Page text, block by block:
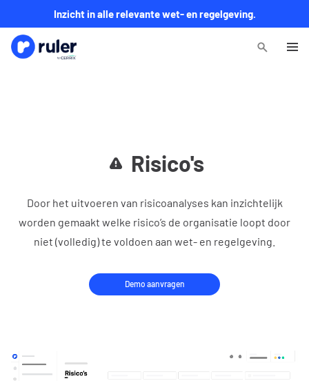
Inzicht in alle relevante wet- en regelgeving.
Risico's
Door het uitvoeren van risicoanalyses kan inzichtelijk
worden gemaakt welke risico’s de organisatie loopt door
niet (volledig) te voldoen aan wet- en regelgeving.
Demo aanvragen